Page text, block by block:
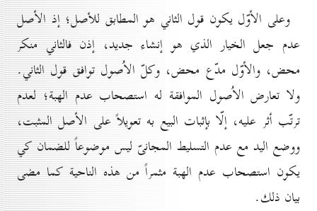
وعلى الأوّل يكون قول الثاني هو المطابق للأصل؛ إذ الأصل
عدم جعل الخيار الذي هو إنشاء جديد، إذن فالثاني منكر
محض، والأوّل مدّع محض، وكلّ الاُصول توافق قول الثاني.
ولا تعارض الاُصول الموافقة له استصحاب عدم الهبة؛ لعدم
ترتّب أثر عليه، إلّا بإثبات البيع به تعويلاً على الأصل المثبت،
ووضع اليد مع عدم التسليط المجانىّ ليس موضوعاً للضمان كي
يكون استصحاب عدم الهبة مثمراً من هذه الناحية كما مضى
بيان ذلك.